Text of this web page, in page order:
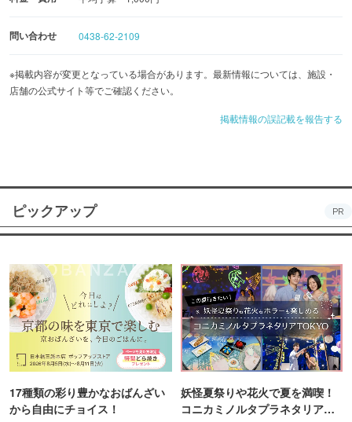
問い合わせ 0438-62-2109
※掲載内容が変更となっている場合があります。最新情報については、施設・
店舗の公式サイト等でご確認ください。
掲載情報の誤記載を報告する
ピックアップ PR
17種類の彩り豊かなおばんざい
から自由にチョイス！
妖怪夏祭りや花火で夏を満喫！
コニカミノルタプラネタリア